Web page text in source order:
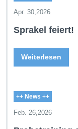
Apr. 30,2026
Sprakel feiert!
Weiterlesen
++ News ++
Feb. 26,2026